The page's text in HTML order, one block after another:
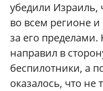
убедили Израиль,
во всем регионе
за его пределами.
направил в
беспилотники, а
оказалось, что